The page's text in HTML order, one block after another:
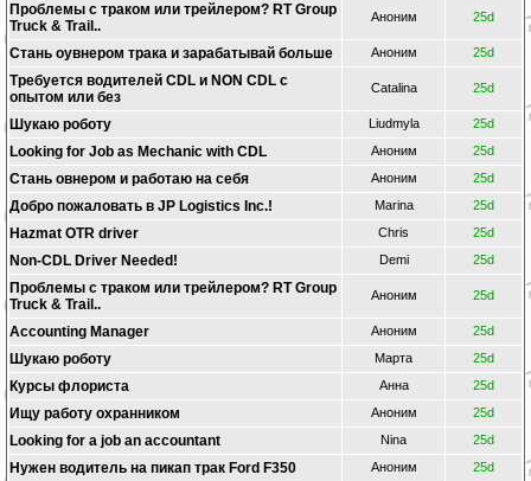
Проблемы с траком или трейлером? RT Group
Truck & Trail..
Аноним 25d
Стань оувнером трака и зарабатывай больше Аноним 25d
Требуется водителей CDL и NON CDL с
опытом или без
Catalina 25d
Шукаю роботу Liudmyla 25d
Looking for Job as Mechanic with CDL Аноним 25d
Стань овнером и работаю на себя Аноним 25d
Добро пожаловать в JP Logistics Inc.! Marina 25d
Hazmat OTR driver Chris 25d
Non-CDL Driver Needed! Demi 25d
Проблемы с траком или трейлером? RT Group
Truck & Trail..
Аноним 25d
Accounting Manager Аноним 25d
Шукаю роботу Марта 25d
Курсы флориста Анна 25d
Ищу работу охранником Аноним 25d
Looking for a job an accountant Nina 25d
Нужен водитель на пикап трак Ford F350 Аноним 25d